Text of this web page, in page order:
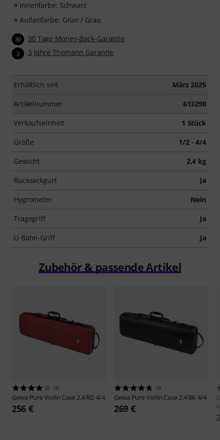
Innenfarbe: Schwarz
Außenfarbe: Grün / Grau
30 30 Tage Money-Back-Garantie
3 3 Jahre Thomann Garantie
Erhältlich seit März 2025
Artikelnummer 613290
Verkaufseinheit 1 Stück
Größe 1/2 - 4/4
Gewicht 2,4 kg
Rucksackgurt Ja
Hygrometer Nein
Tragegriff Ja
U-Bahn-Griff Ja
Zubehör & passende Artikel
18
Gewa Pure Violin Case 2.4 RD 4/4
256 €
18
Gewa Pure Violin Case 2.4 BK 4/4
269 €